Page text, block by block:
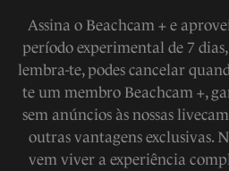
Assina o Beachcam + e
período experimental de 7
lembra-te, podes cancelar
te um membro Beachcam +,
sem anúncios às nossas
outras vantagens exclusivas.
vem viver a experiência